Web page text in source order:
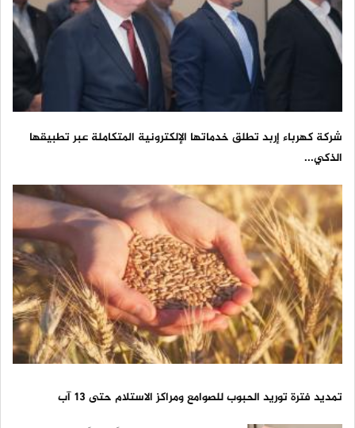
شركة كهرباء إربد تطلق خدماتها الإلكترونية المتكاملة عبر تطبيقها
الذكي...
تمديد فترة توريد الحبوب للصوامع ومراكز الاستلام حتى 13 آب